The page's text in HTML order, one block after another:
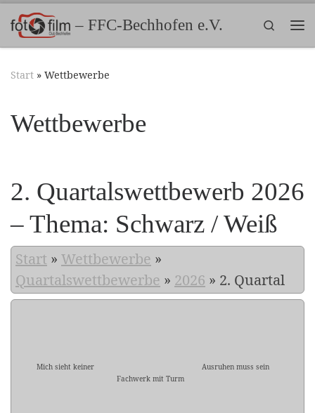
Zum Inhalt springen– FFC-Bechhofen e.V.
Search
Start » Wettbewerbe
Wettbewerbe
2. Quartalswettbewerb 2026
– Thema: Schwarz / Weiß
Start » Wettbewerbe »
Quartalswettbewerbe » 2026 » 2. Quartal
Mich sieht keiner
Fachwerk mit Turm
Ausruhen muss sein